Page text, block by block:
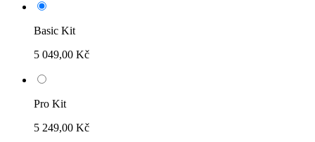
Basic Kit
5 049,00 Kč
Pro Kit
5 249,00 Kč